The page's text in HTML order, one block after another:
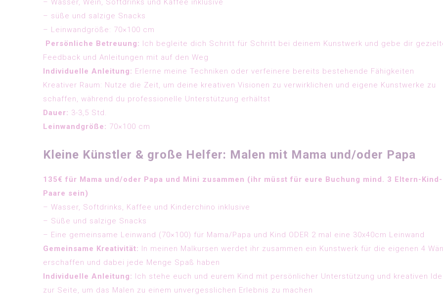
– Wasser, Wein, Softdrinks und Kaffee inklusive
– süße und salzige Snacks
– Leinwandgröße: 70×100 cm
Persönliche Betreuung: Ich begleite dich Schritt für Schritt bei deinem Kunstwerk und gebe dir
Feedback und Anleitungen mit auf den Weg
Individuelle Anleitung: Erlerne meine Techniken oder verfeinere bereits bestehende Fähigkeiten
Kreativer Raum: Nutze die Zeit, um deine kreativen Visionen zu verwirklichen und eigene Kunstwerke zu
schaffen, während du professionelle Unterstützung erhältst
Dauer: 3-3,5 Std.
Leinwandgröße: 70×100 cm
Kleine Künstler & große Helfer: Malen mit Mama und/oder Papa
135€ für Mama und/oder Papa und Mini zusammen (ihr müsst für eure Buchung mind. 3 Eltern-Kind-
Paare sein)
– Wasser, Softdrinks, Kaffee und Kinderchino inklusive
– Süße und salzige Snacks
– Eine gemeinsame Leinwand (70×100) für Mama/Papa und Kind ODER 2 mal eine 30x40cm Leinwand
Gemeinsame Kreativität: In meinen Malkursen werdet ihr zusammen ein Kunstwerk für die eigenen 4
erschaffen und dabei jede Menge Spaß haben
Individuelle Anleitung: Ich stehe euch und eurem Kind mit persönlicher Unterstützung und kreativen
zur Seite, um das Malen zu einem unvergesslichen Erlebnis zu machen